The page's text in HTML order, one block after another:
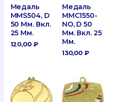
Медаль
MMS504, D
50 Мм. Вкл.
25 Мм.
120,00 ₽
Медаль
MMC1550-
NO, D 50
Мм. Вкл. 25
Мм.
130,00₽